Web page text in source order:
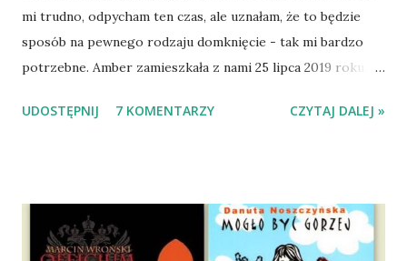
mi trudno, odpycham ten czas, ale uznałam, że to będzie
sposób na pewnego rodzaju domknięcie - tak mi bardzo
potrzebne. Amber zamieszkała z nami 25 lipca 2019 roku.
Mazowieckim, pojechaliśmy na wizytę zapoznawczą, a kilka
wspólnego życia przeczytacie TUTAJ i TUTAJ . Gdy już
nieco okrzepliśmy w codzienności z psem, a Amber - z
UDOSTĘPNIJ 7 KOMENTARZY CZYTAJ DALEJ »